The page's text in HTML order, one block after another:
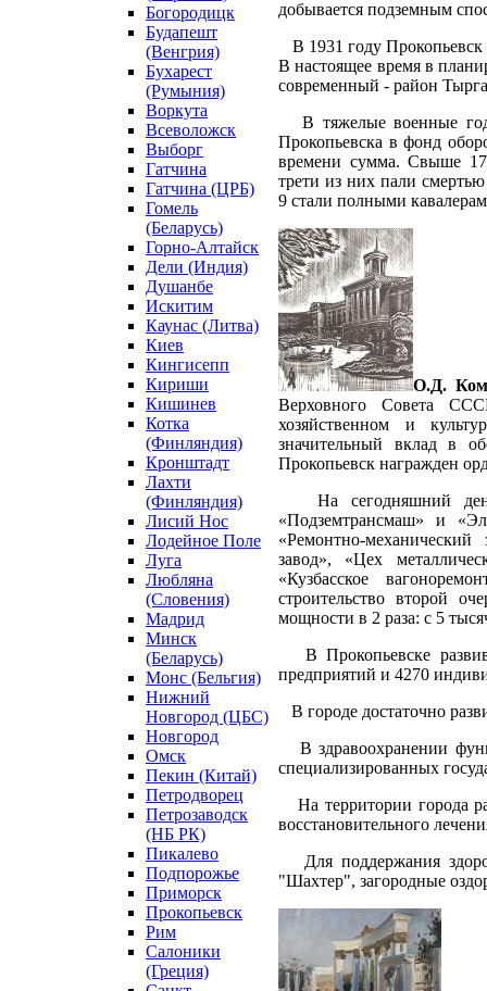
Богородицк
Будапешт
(Венгрия)
Бухарест
(Румыния)
Воркута
Всеволожск
Выборг
Гатчина
Гатчина (ЦРБ)
Гомель
(Беларусь)
Горно-Алтайск
Дели (Индия)
Душанбе
Искитим
Каунас (Литва)
Киев
Кингисепп
Кириши
Кишинев
Котка
(Финляндия)
Кронштадт
Лахти
(Финляндия)
Лисий Нос
Лодейное Поле
Луга
Любляна
(Словения)
Мадрид
Минск
(Беларусь)
Монс (Бельгия)
Нижний
Новгород (ЦБС)
Новгород
Омск
Пекин (Китай)
Петродворец
Петрозаводск
(НБ РК)
Пикалево
Подпорожье
Приморск
Прокопьевск
Рим
Салоники
(Греция)
добывается подземным
В 1931 году Прокопьевск
В настоящее время в
современный - район
В тяжелые военные
Прокопьевска в фонд
времени сумма. Свыше
трети из них пали
9 стали полными
О.Д.
Верховного Совета
хозяйственном и
значительный вклад в
Прокопьевск награжден
На сегодняшний день
«Подземтрансмаш» и
«Ремонтно-
завод», «Цех
«Кузбасское
строительство второй
мощности в 2 раза: с 5
В Прокопьевске
предприятий и 4270
В городе достаточно
В здравоохранении
специализированных
На территории города
восстановительного
Для поддержания
"Шахтер", загородные